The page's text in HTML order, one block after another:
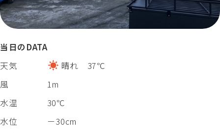
当日のDATA
天気
晴れ 37℃
風
1m
水温
30℃
水位
－30cm